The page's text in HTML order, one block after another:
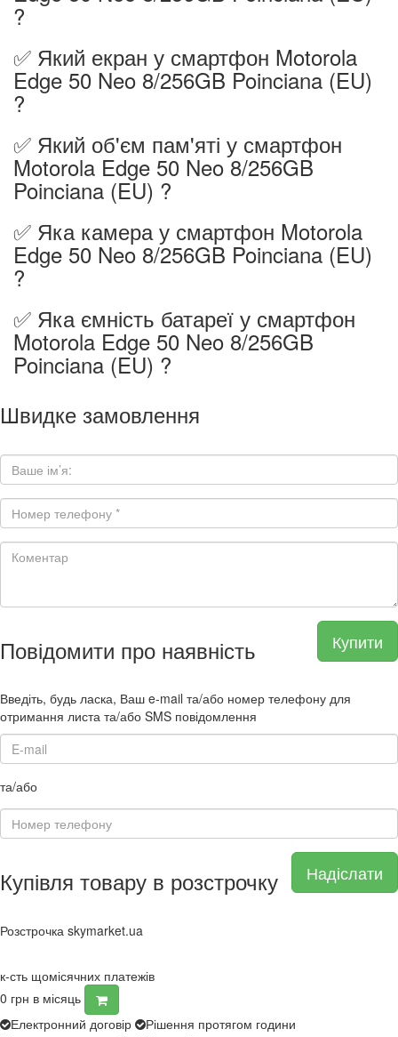
?
✅ Який екран у смартфон Motorola
Edge 50 Neo 8/256GB Poinciana (EU)
?
✅ Який об'єм пам'яті у смартфон
Motorola Edge 50 Neo 8/256GB
Poinciana (EU) ?
✅ Яка камера у смартфон Motorola
Edge 50 Neo 8/256GB Poinciana (EU)
?
✅ Яка ємність батареї у смартфон
Motorola Edge 50 Neo 8/256GB
Poinciana (EU) ?
Швидке замовлення
Купити
Повідомити про наявність
Введіть, будь ласка, Ваш e-mail та/або номер телефону для
отримання листа та/або SMS повідомлення
та/або
Надіслати
Купівля товару в розстрочку
Розстрочка skymarket.ua
к-сть щомісячних платежів
0 грн в місяць
Електронний договір
Рішення протягом години